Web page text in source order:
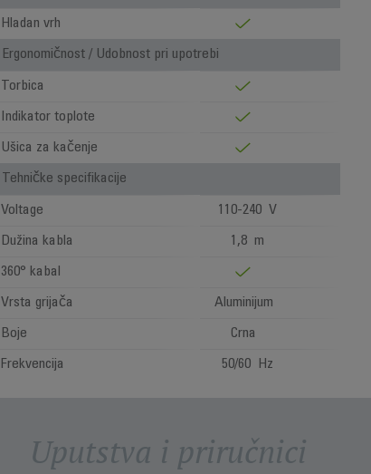
Hladan vrh
Ergonomičnost / Udobnost pri upotrebi
Torbica
Indikator toplote
Ušica za kačenje
Tehničke specifikacije
Voltage 110-240 V
Dužina kabla 1,8 m
360° kabal
Vrsta grijača Aluminijum
Boje Crna
Frekvencija 50/60 Hz
Uputstva i priručnici